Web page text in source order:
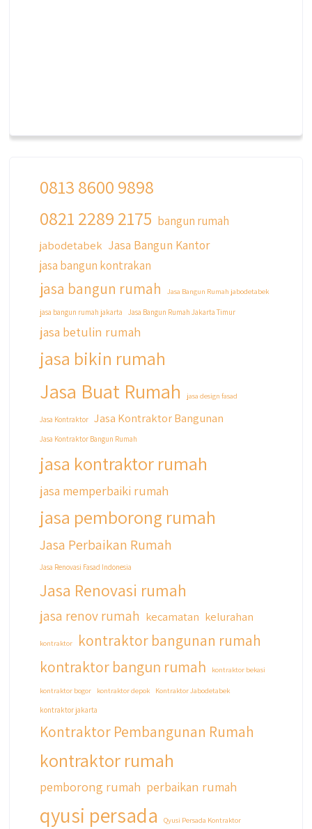
0813 8600 9898
0821 2289 2175 bangun rumah
jabodetabek Jasa Bangun Kantor
jasa bangun kontrakan
jasa bangun rumah Jasa Bangun Rumah jabodetabek
jasa bangun rumah jakarta Jasa Bangun Rumah Jakarta Timur
jasa betulin rumah
jasa bikin rumah
Jasa Buat Rumah jasa design fasad
Jasa Kontraktor Jasa Kontraktor Bangunan
Jasa Kontraktor Bangun Rumah
jasa kontraktor rumah
jasa memperbaiki rumah
jasa pemborong rumah
Jasa Perbaikan Rumah
Jasa Renovasi Fasad Indonesia
Jasa Renovasi rumah
jasa renov rumah kecamatan kelurahan
kontraktor
kontraktor bangunan rumah
kontraktor bangun rumah
kontraktor bekasi
kontraktor bogor kontraktor depok
Kontraktor Jabodetabek
kontraktor jakarta
Kontraktor Pembangunan Rumah
kontraktor rumah
pemborong rumah perbaikan rumah
qyusi persada Qyusi Persada Kontraktor